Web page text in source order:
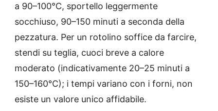
a 90–100°C, sportello leggermente
socchiuso, 90–150 minuti a seconda della
pezzatura. Per un rotolino soffice da farcire,
stendi su teglia, cuoci breve a calore
moderato (indicativamente 20–25 minuti a
150–160°C); i tempi variano con i forni, non
esiste un valore unico affidabile.